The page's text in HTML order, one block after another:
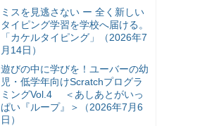
ミスを見逃さない ー 全く新しい
タイピング学習を学校へ届ける。
「カケルタイピング」（2026年7
月14日）
遊びの中に学びを！ユーバーの幼
児・低学年向けScratchプログラ
ミングVol.4 ＜あしあとがいっ
ぱい『ループ』＞（2026年7月6
日）